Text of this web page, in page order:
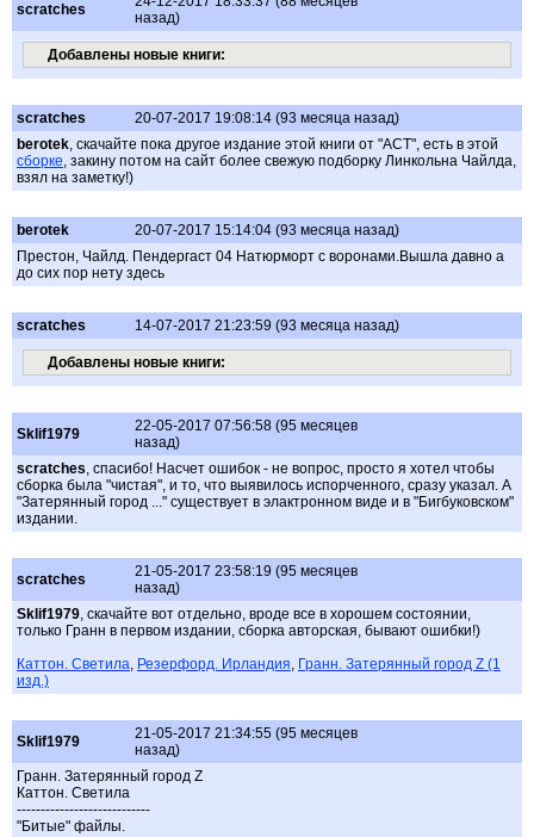
scratches
назад)
Добавлены новые книги:
scratches
20-07-2017 19:08:14 (93 месяца назад)
berotek, скачайте пока другое издание этой книги от "АСТ", есть в этой
сборке, закину потом на сайт более свежую подборку Линкольна Чайлда,
взял на заметку!)
berotek
20-07-2017 15:14:04 (93 месяца назад)
Престон, Чайлд. Пендергаст 04 Натюрморт с воронами.Вышла давно а
до сих пор нету здесь
scratches 14-07-2017 21:23:59 (93 месяца назад)
Добавлены новые книги:
Sklif1979
22-05-2017 07:56:58 (95 месяцев
назад)
scratches, спасибо! Насчет ошибок - не вопрос, просто я хотел чтобы
сборка была "чистая", и то, что выявилось испорченного, сразу указал. А
"Затерянный город ..." существует в элактронном виде и в "Бигбуковском"
издании.
scratches
21-05-2017 23:58:19 (95 месяцев
назад)
Sklif1979, скачайте вот отдельно, вроде все в хорошем состоянии,
только Гранн в первом издании, сборка авторская, бывают ошибки!)
Каттон. Светила, Резерфорд. Ирландия, Гранн. Затерянный город Z (1
изд.)
Sklif1979
21-05-2017 21:34:55 (95 месяцев
назад)
Гранн. Затерянный город Z
Каттон. Светила
----------------------------
"Битые" файлы.